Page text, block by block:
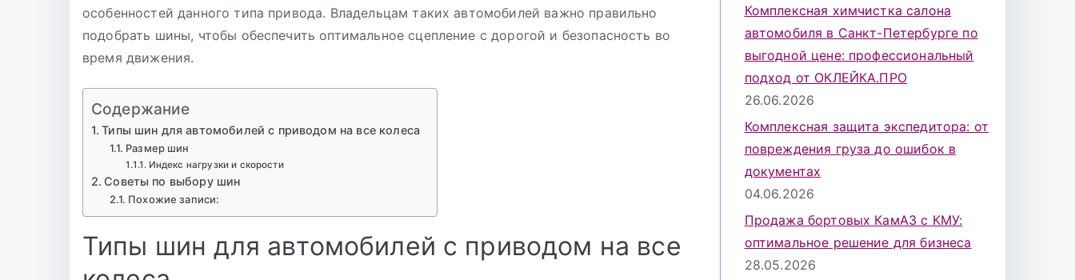
особенностей данного типа привода. Владельцам таких автомобилей важно правильно
подобрать шины, чтобы обеспечить оптимальное сцепление с дорогой и безопасность во
время движения.
Содержание
Типы шин для автомобилей с приводом на все колеса
Размер шин
Индекс нагрузки и скорости
Советы по выбору шин
Похожие записи:
Типы шин для автомобилей с приводом на все
Комплексная химчистка салона
автомобиля в Санкт-Петербурге по
выгодной цене: профессиональный
подход от ОКЛЕЙКА.ПРО
26.06.2026
Комплексная защита экспедитора: от
повреждения груза до ошибок в
документах
04.06.2026
Продажа бортовых КамАЗ с КМУ:
оптимальное решение для бизнеса
28.05.2026